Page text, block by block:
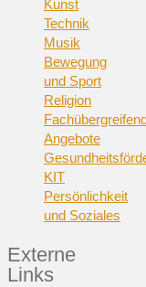
Kunst
Technik
Musik
Bewegung
und Sport
Religion
Angebote
KIT
Persönlichkeit
und Soziales
Externe
Links